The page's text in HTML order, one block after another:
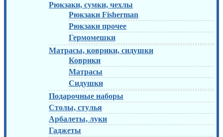
Рюкзаки, сумки, чехлы
Рюкзаки Fisherman
Рюкзаки прочее
Гермомешки
Матрасы, коврики, сидушки
Коврики
Матрасы
Сидушки
Подарочные наборы
Столы, стулья
Арбалеты, луки
Гаджеты